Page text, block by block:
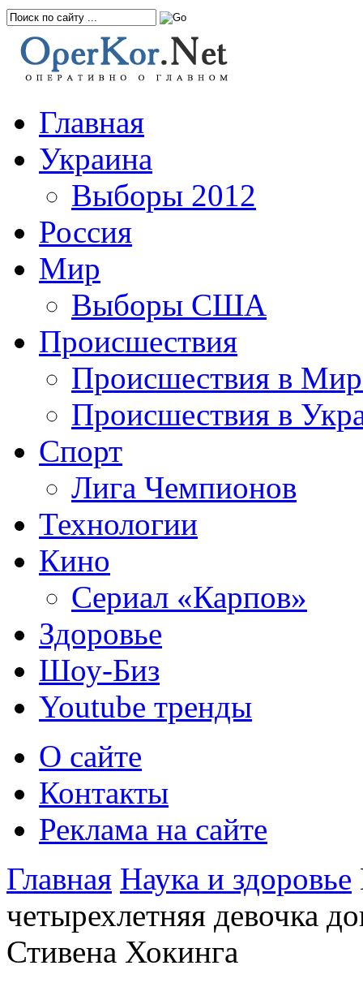
Главная
Украина
Выборы 2012
Россия
Мир
Выборы США
Происшествия
Происшествия в
Происшествия в
Спорт
Лига Чемпионов
Технологии
Кино
Сериал «Карпов»
Здоровье
Шоу-Биз
Youtube тренды
О сайте
Контакты
Реклама на сайте
Главная Наука и здоровье
четырехлетняя девочка
Стивена Хокинга